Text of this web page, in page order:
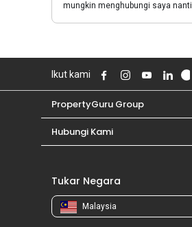
mungkin menghubungi saya nanti
Ikut kami
PropertyGuru Group
Hubungi Kami
Tukar Negara
Malaysia